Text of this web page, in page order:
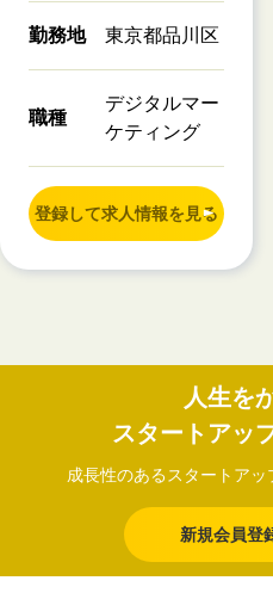
勤務地 東京都品川区
職種
デジタルマー
ケティング
登録して求人情報を見る
人生を
スタートアッ
成長性のあるスタートア
新規会員登